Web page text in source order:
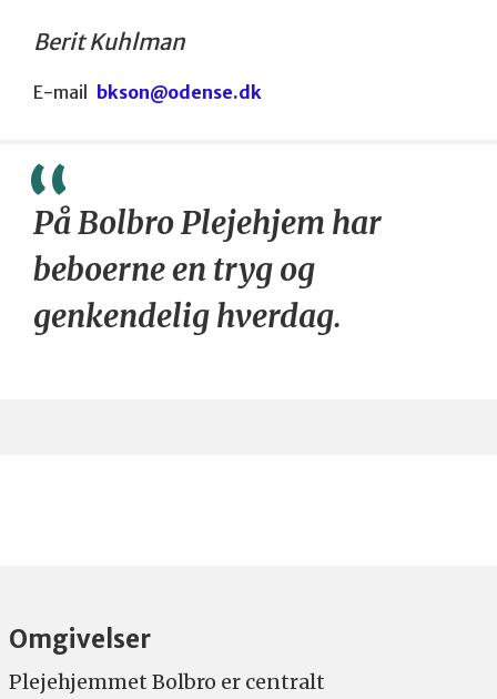
Berit Kuhlman
E-mail bkson@odense.dk
På Bolbro Plejehjem har
beboerne en tryg og
genkendelig hverdag.
Omgivelser
Plejehjemmet Bolbro er centralt